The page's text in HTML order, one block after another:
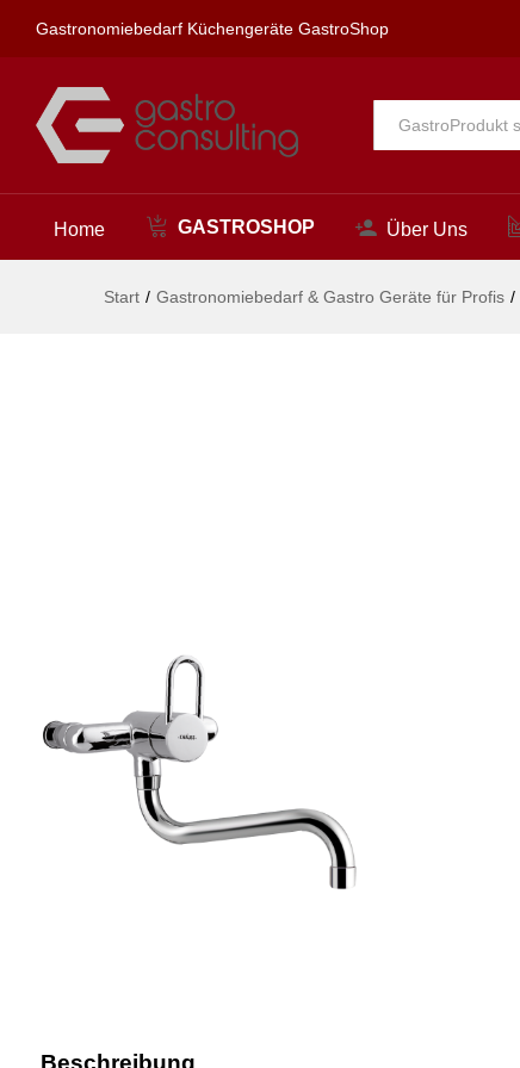
Gastronomiebedarf Küchengeräte GastroShop
Alle
Home GASTROSHOP Über Uns
Start / Gastronomiebedarf & Gastro Geräte für Profis /
Beschreibung